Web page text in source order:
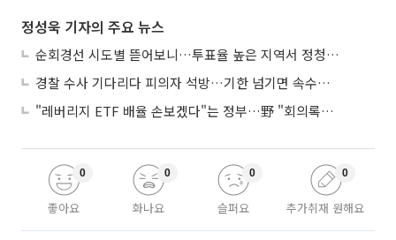
정성욱 기자의 주요 뉴스
순회경선 시도별 뜯어보니…투표율 높은 지역서 정청래 강세
경찰 수사 기다리다 피의자 석방…기한 넘기면 속수무책
"레버리지 ETF 배율 손보겠다"는 정부…野 "회의록부터 내놔야"
좋아요
0
화나요
0
슬퍼요
0
추가취재 원해요
0